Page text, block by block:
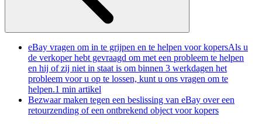
eBay vragen om in te grijpen en te helpen voor kopersAls u
de verkoper hebt gevraagd om met een probleem te helpen
en hij of zij niet in staat is om binnen 3 werkdagen het
probleem voor u op te lossen, kunt u ons vragen om te
helpen.1 min artikel
Bezwaar maken tegen een beslissing van eBay over een
retourzending of een ontbrekend object voor kopers